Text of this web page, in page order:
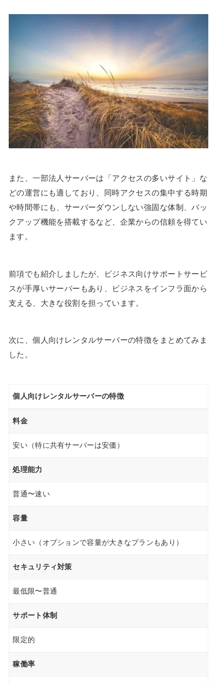
また、一部法人サーバーは「アクセスの多いサイト」な
どの運営にも適しており、同時アクセスの集中する時期
や時間帯にも、サーバーダウンしない強固な体制、バッ
クアップ機能を搭載するなど、企業からの信頼を得てい
ます。
前項でも紹介しましたが、ビジネス向けサポートサービ
スが手厚いサーバーもあり、ビジネスをインフラ面から
支える、大きな役割を担っています。
次に、個人向けレンタルサーバーの特徴をまとめてみま
した。
個人向けレンタルサーバーの特徴
料金
安い（特に共有サーバーは安価）
処理能力
普通〜速い
容量
小さい（オプションで容量が大きなプランもあり）
セキュリティ対策
最低限〜普通
サポート体制
限定的
稼働率